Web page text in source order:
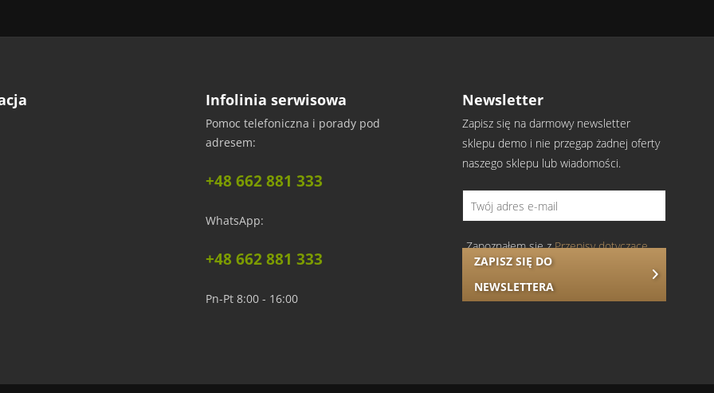
próbkę. Dzięki temu przekonasz się o wyjątkowej fakturze i jakości, co ułatwi decyzję, czy materiał Ci odpowiada.
Infolinia serwisowa
Pomoc telefoniczna i porady pod
adresem:
+48 662 881 333
WhatsApp:
+48 662 881 333
Pn-Pt 8:00 - 16:00
Newsletter
Zapisz się na darmowy newsletter
sklepu demo i nie przegap żadnej oferty
naszego sklepu lub wiadomości.
ZAPISZ SIĘ DO
NEWSLETTERA
Zapoznałem się zPrzepisy dotyczące
ochrony danych